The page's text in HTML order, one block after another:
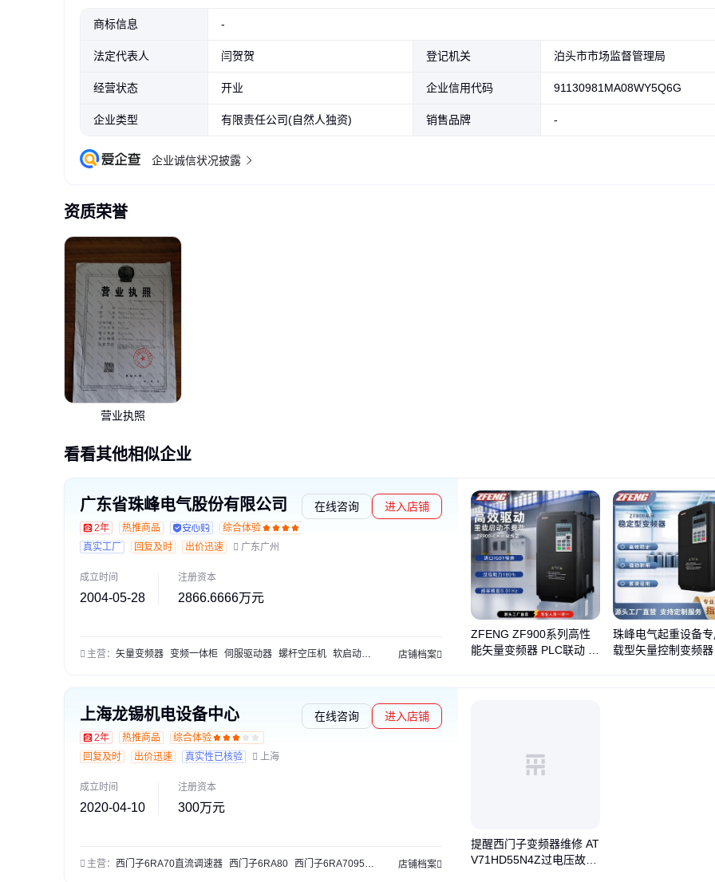
商标信息 -
法定代表人 闫贺贺 登记机关 泊头市市场监督管理局
经营状态 开业 企业信用代码 91130981MA08WY5Q6G
企业类型 有限责任公司(自然人独资) 销售品牌 -
企业诚信状况披露
资质荣誉
营业执照
看看其他相似企业
广东省珠峰电气股份有限公司
2年 热推商品 综合体验
在线咨询 进入店铺
真实工厂 回复及时 出价迅速 广东广州
成立时间
2004-05-28
注册资本
2866.6666万元
主营： 矢量变频器 变频一体柜 伺服驱动器 螺杆空压机 软启动器 店铺档案
ZFENG ZF900系列高性
能矢量变频器 PLC联动 R
珠峰电气起重设备
载型矢量控制变频器
上海龙锡机电设备中心
2年 热推商品 综合体验
在线咨询 进入店铺
回复及时 出价迅速 真实性已核验 上海
成立时间
2020-04-10
注册资本
300万元
主营： 西门子6RA70直流调速器 西门子6RA80 西门子6RA7095 西门子变频器 西门子变频器维修 西门子6RA7087 西门子触摸屏
店铺档案
提醒西门子变频器维修 AT
V71HD55N4Z过电压故障